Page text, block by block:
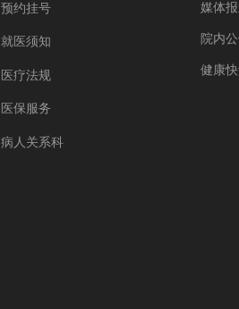
预约挂号
就医须知
医疗法规
医保服务
病人关系科
媒体
院内
健康